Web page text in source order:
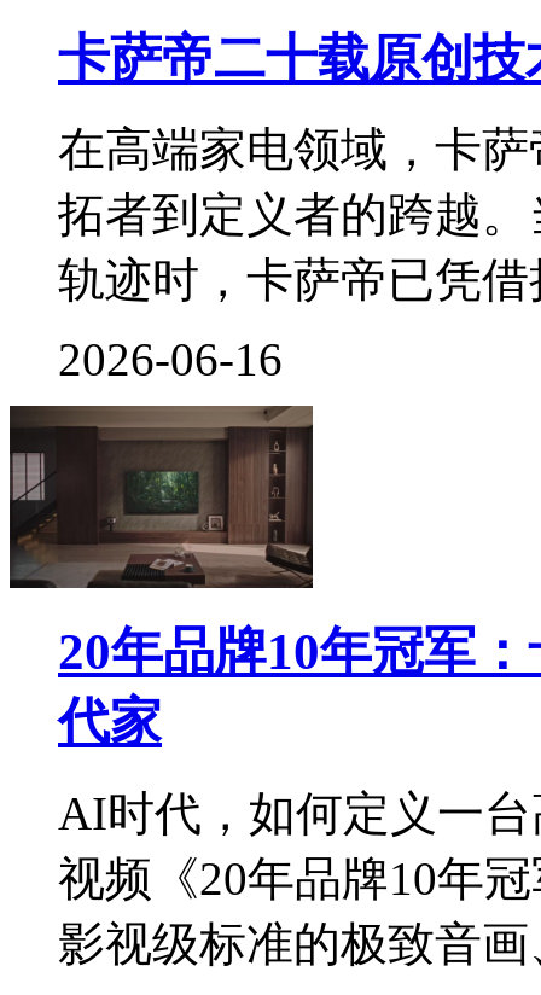
卡萨帝二十载原创
在高端家电领域，卡
拓者到定义者的跨越
轨迹时，卡萨帝已凭
2026-06-16
20年品牌10年冠军
代家
AI时代，如何定义一
视频《20年品牌10年
影视级标准的极致音画